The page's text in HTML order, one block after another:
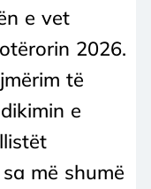
e vet
2026.
të
e
më shumë